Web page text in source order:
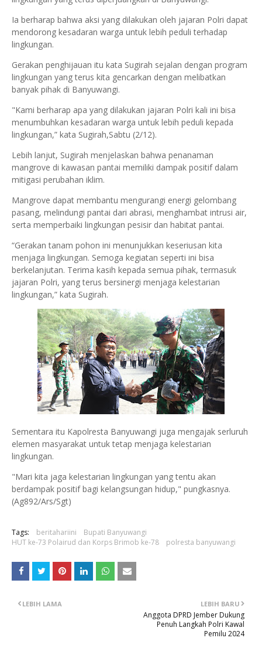
Ia berharap bahwa aksi yang dilakukan oleh jajaran Polri dapat
mendorong kesadaran warga untuk lebih peduli terhadap
lingkungan.
Gerakan penghijauan itu kata Sugirah sejalan dengan program
lingkungan yang terus kita gencarkan dengan melibatkan
banyak pihak di Banyuwangi.
"Kami berharap apa yang dilakukan jajaran Polri kali ini bisa
menumbuhkan kesadaran warga untuk lebih peduli kepada
lingkungan,” kata Sugirah,Sabtu (2/12).
Lebih lanjut, Sugirah menjelaskan bahwa penanaman
mangrove di kawasan pantai memiliki dampak positif dalam
mitigasi perubahan iklim.
Mangrove dapat membantu mengurangi energi gelombang
pasang, melindungi pantai dari abrasi, menghambat intrusi air,
serta memperbaiki lingkungan pesisir dan habitat pantai.
“Gerakan tanam pohon ini menunjukkan keseriusan kita
menjaga lingkungan. Semoga kegiatan seperti ini bisa
berkelanjutan. Terima kasih kepada semua pihak, termasuk
jajaran Polri, yang terus bersinergi menjaga kelestarian
lingkungan,” kata Sugirah.
Sementara itu Kapolresta Banyuwangi juga mengajak serluruh
elemen masyarakat untuk tetap menjaga kelestarian
lingkungan.
"Mari kita jaga kelestarian lingkungan yang tentu akan
berdampak positif bagi kelangsungan hidup," pungkasnya.
(Ag892/Ars/Sgt)
Tags: beritahariini
Bupati Banyuwangi
HUT ke-73 Polairud dan Korps Brimob ke-78
polresta banyuwangi
LEBIH BARU
Anggota DPRD Jember Dukung
Penuh Langkah Polri Kawal
Pemilu 2024
LEBIH LAMA